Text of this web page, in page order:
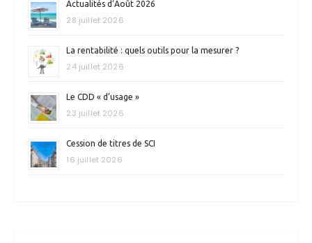
Actualités d’Août 2026
28 juillet 2026
La rentabilité : quels outils pour la mesurer ?
24 juillet 2026
Le CDD « d’usage »
23 juillet 2026
Cession de titres de SCI
16 juillet 2026